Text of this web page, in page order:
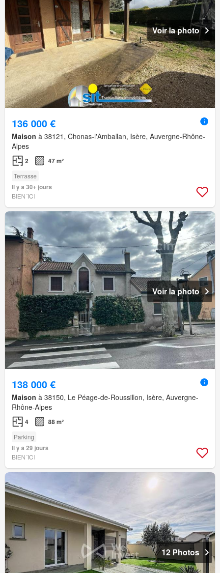
Voir la photo
136 000 €
Maison à 38121, Chonas-l'Amballan, Isère, Auvergne-Rhône-
Alpes
2 47 m²
Terrasse
Il y a 30+ jours
BIEN´ICI
Voir la photo
138 000 €
Maison à 38150, Le Péage-de-Roussillon, Isère, Auvergne-
Rhône-Alpes
4 88 m²
Parking
Il y a 29 jours
BIEN´ICI
12 Photos